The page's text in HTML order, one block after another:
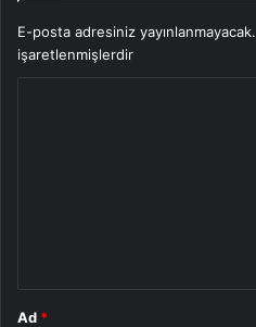
E-posta adresiniz yayınlanmayacak.
işaretlenmişlerdir
Ad *